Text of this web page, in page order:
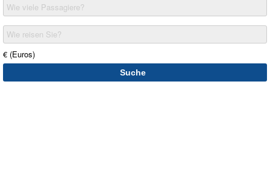
Wie viele Passagiere?
Wie reisen Sie?
€ (Euros)
Suche